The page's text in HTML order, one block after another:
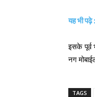
यह भी
इसके पूर्व
नग
TAGS